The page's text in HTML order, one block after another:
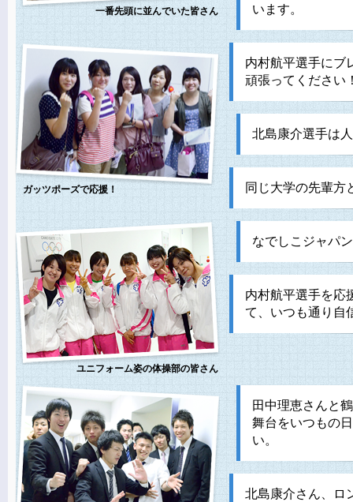
一番先頭に並んでいた皆さん
います。
ガッツポーズで応援！
内村航平選手にブ
頑張ってください
北島康介選手は
同じ大学の先輩方
ユニフォーム姿の体操部の皆さん
なでしこジャパ
内村航平選手を応
て、いつも通り自
田中理恵さんと
舞台をいつもの
い。
北島康介さん、ロ